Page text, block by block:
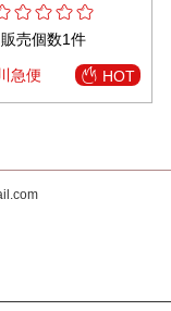
販売個数1件
急便 HOT